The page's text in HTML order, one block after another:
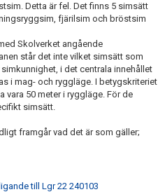
Detta är fel. Det finns 5 simsätt
fjärilsim och bröstsim
Skolverket angående
står det inte vilket simsätt som
i det centrala innehållet
i mag- och ryggläge. I betygskriteriet
vara 50 meter i ryggläge. För de
simsätt.
framgår vad det är som gäller;
till Lgr 22 240103